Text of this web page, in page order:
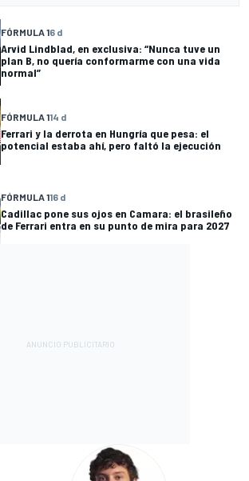
FÓRMULA 16 d
Arvid Lindblad, en exclusiva: “Nunca tuve un
plan B, no quería conformarme con una vida
normal”
FÓRMULA 114 d
Ferrari y la derrota en Hungría que pesa: el
potencial estaba ahí, pero faltó la ejecución
FÓRMULA 116 d
Cadillac pone sus ojos en Camara: el brasileño
de Ferrari entra en su punto de mira para 2027